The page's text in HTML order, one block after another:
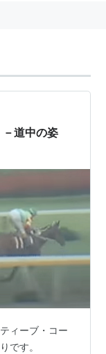
道中の姿
ィーブ・コー
です。